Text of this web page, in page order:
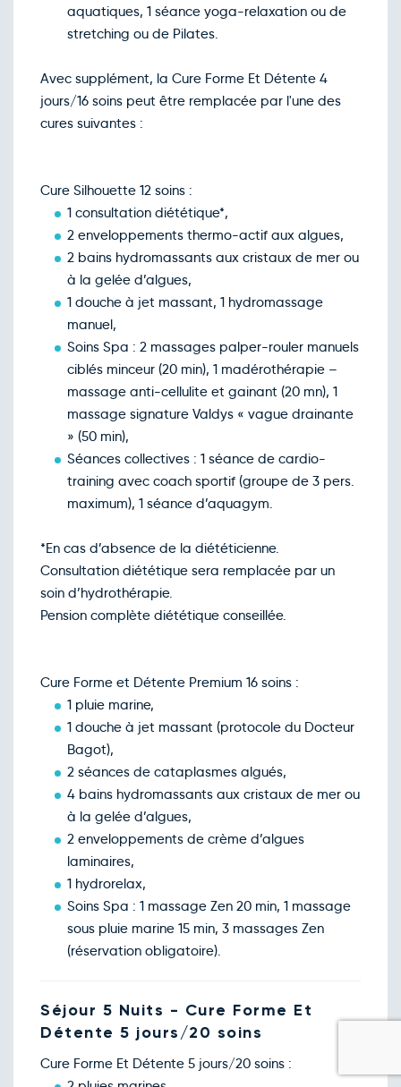
aquatiques, 1 séance yoga-relaxation ou de
stretching ou de Pilates.
Avec supplément, la Cure Forme Et Détente 4
jours/16 soins peut être remplacée par l'une des
cures suivantes :
Cure Silhouette 12 soins :
1 consultation diététique*,
2 enveloppements thermo-actif aux algues,
2 bains hydromassants aux cristaux de mer ou
à la gelée d’algues,
1 douche à jet massant, 1 hydromassage
manuel,
Soins Spa : 2 massages palper-rouler manuels
ciblés minceur (20 min), 1 madérothérapie –
massage anti-cellulite et gainant (20 mn), 1
massage signature Valdys « vague drainante
» (50 min),
Séances collectives : 1 séance de cardio-
training avec coach sportif (groupe de 3 pers.
maximum), 1 séance d’aquagym.
*En cas d’absence de la diététicienne.
Consultation diététique sera remplacée par un
soin d’hydrothérapie.
Pension complète diététique conseillée.
Cure Forme et Détente Premium 16 soins :
1 pluie marine,
1 douche à jet massant (protocole du Docteur
Bagot),
2 séances de cataplasmes algués,
4 bains hydromassants aux cristaux de mer ou
à la gelée d’algues,
2 enveloppements de crème d’algues
laminaires,
1 hydrorelax,
Soins Spa : 1 massage Zen 20 min, 1 massage
sous pluie marine 15 min, 3 massages Zen
(réservation obligatoire).
Séjour 5 Nuits - Cure Forme Et
Détente 5 jours/20 soins
Cure Forme Et Détente 5 jours/20 soins :